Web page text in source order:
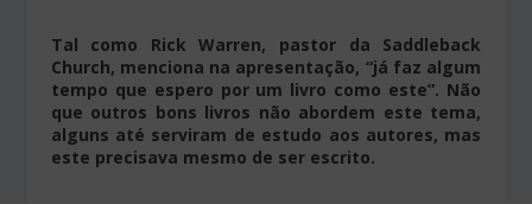
Tal como Rick Warren, pastor da Saddleback
Church, menciona na apresentação, “já faz algum
tempo que espero por um livro como este”. Não
que outros bons livros não abordem este tema,
alguns até serviram de estudo aos autores, mas
este precisava mesmo de ser escrito.